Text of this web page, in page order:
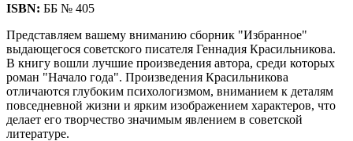
ISBN: ББ № 405
Представляем вашему вниманию сборник "Избранное"
выдающегося советского писателя Геннадия Красильникова.
В книгу вошли лучшие произведения автора, среди которых
роман "Начало года". Произведения Красильникова
отличаются глубоким психологизмом, вниманием к деталям
повседневной жизни и ярким изображением характеров, что
делает его творчество значимым явлением в советской
литературе.